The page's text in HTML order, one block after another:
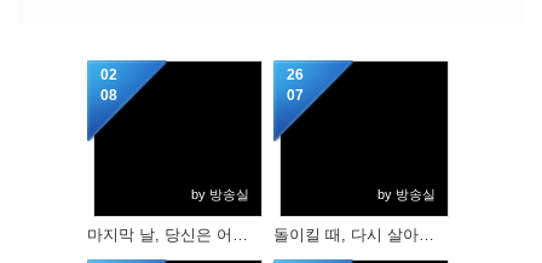
02
08
by 방송실
마지막 날, 당신은 어느 편에 서 있겠습니까?
26
07
by 방송실
돌이킬 때, 다시 살아날 수 있습니다.